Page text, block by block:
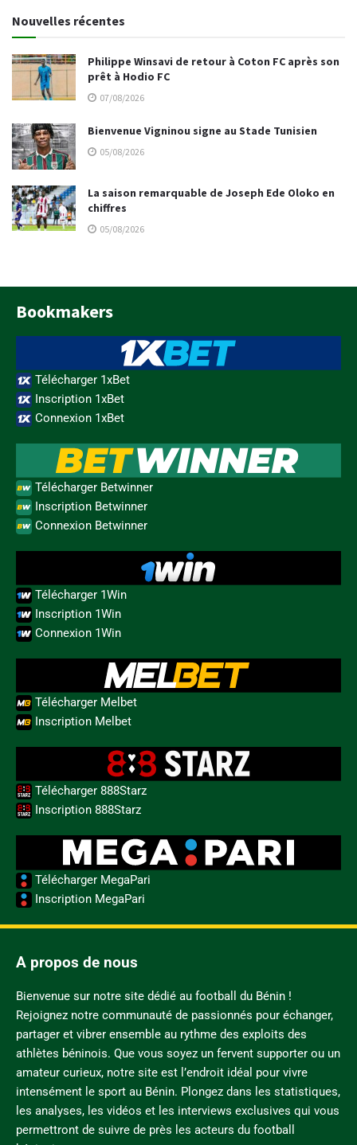
Nouvelles récentes
Philippe Winsavi de retour à Coton FC après son
prêt à Hodio FC
07/08/2026
Bienvenue Vigninou signe au Stade Tunisien
05/08/2026
La saison remarquable de Joseph Ede Oloko en
chiffres
05/08/2026
Bookmakers
Télécharger 1xBet
Inscription 1xBet
Connexion 1xBet
Télécharger Betwinner
Inscription Betwinner
Connexion Betwinner
Télécharger 1Win
Inscription 1Win
Connexion 1Win
Télécharger Melbet
Inscription Melbet
Télécharger 888Starz
Inscription 888Starz
Télécharger MegaPari
Inscription MegaPari
A propos de nous
Bienvenue sur notre site dédié au football du Bénin !
Rejoignez notre communauté de passionnés pour échanger,
partager et vibrer ensemble au rythme des exploits des
athlètes béninois. Que vous soyez un fervent supporter ou un
amateur curieux, notre site est l’endroit idéal pour vivre
intensément le sport au Bénin. Plongez dans les statistiques,
les analyses, les vidéos et les interviews exclusives qui vous
permettront de suivre de près les acteurs du football